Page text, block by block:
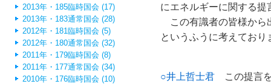
2013年・185臨時国会 (17)
2013年・183通常国会 (28)
2012年・181臨時国会 (5)
2012年・180通常国会 (32)
2011年・179臨時国会 (8)
2011年・177通常国会 (34)
2010年・176臨時国会 (10)
にエネルギーに関する
この有識者の皆様から
というふうに考えており
○井上哲士君 この提言